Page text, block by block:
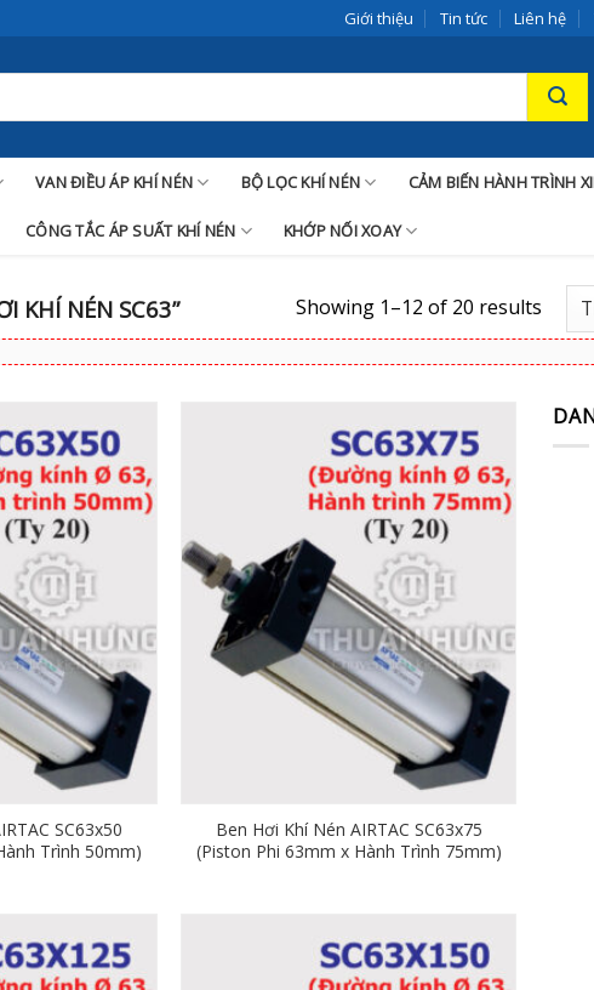
Giới thiệu Tin tức Liên hệ
VAN ĐIỀU ÁP KHÍ NÉN BỘ LỌC KHÍ NÉN CẢM BIẾN HÀNH TRÌNH
CÔNG TẮC ÁP SUẤT KHÍ NÉN KHỚP NỐI XOAY
KHÍ NÉN SC63” Showing 1–12 of 20 results
SC63x50
Trình 50mm)
Ben Hơi Khí Nén AIRTAC SC63x75
(Piston Phi 63mm x Hành Trình 75mm)